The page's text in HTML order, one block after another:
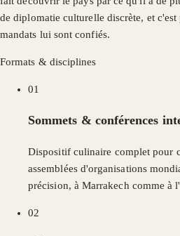
de diplomatie culturelle discrète, et c'est
mandats lui sont confiés.
Formats & disciplines
01
Sommets & conférences
Dispositif culinaire complet pour
assemblées d'organisations
précision, à Marrakech comme à
02